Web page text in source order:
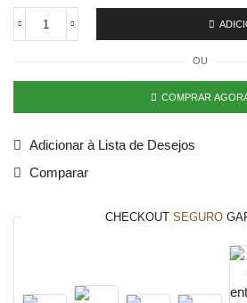
OU
COMPRAR
Adicionar à Lista de Desejos
Comparar
CHECKOUT SEGURO